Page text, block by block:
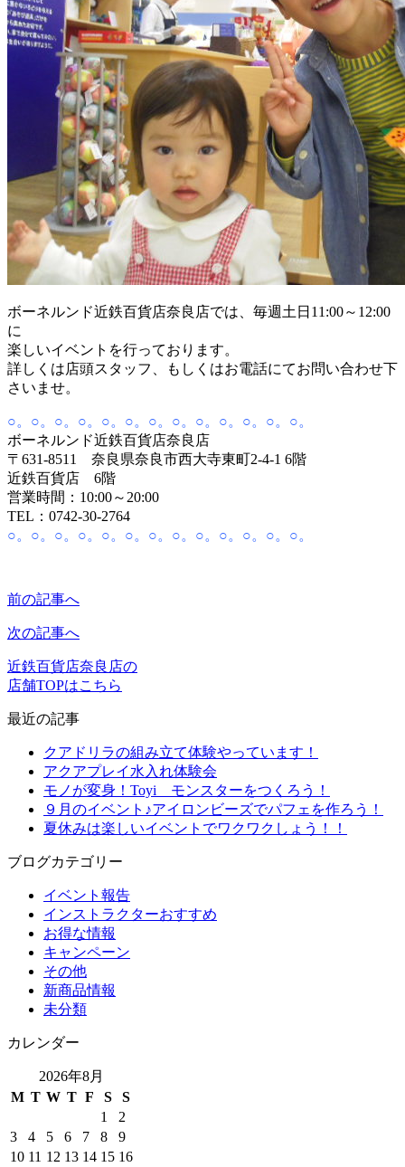
ボーネルンド近鉄百貨店奈良店では、毎週土日11:00～12:00
に
楽しいイベントを行っております。
詳しくは店頭スタッフ、もしくはお電話にてお問い合わせ下
さいませ。
○。○。○。○。○。○。○。○。○。○。○。○。○。
ボーネルンド近鉄百貨店奈良店
〒631-8511 奈良県奈良市西大寺東町2-4-1 6階
近鉄百貨店 6階
営業時間：10:00～20:00
TEL：0742-30-2764
○。○。○。○。○。○。○。○。○。○。○。○。○。
前の記事へ
次の記事へ
近鉄百貨店奈良店の
店舗TOPはこちら
最近の記事
クアドリラの組み立て体験やっています！
アクアプレイ水入れ体験会
モノが変身！Toyi モンスターをつくろう！
９月のイベント♪アイロンビーズでパフェを作ろう！
夏休みは楽しいイベントでワクワクしょう！！
ブログカテゴリー
イベント報告
インストラクターおすすめ
お得な情報
キャンペーン
その他
新商品情報
未分類
カレンダー
2026年8月
M T W T F S
S
1
2
3
4 5 6 7 8
9
10 11 12 13 14 15 16